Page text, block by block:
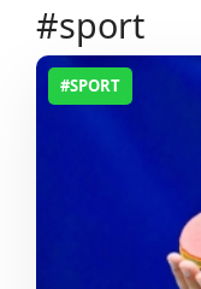
#sport
#SPORT